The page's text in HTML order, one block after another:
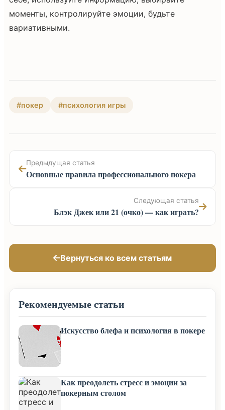
моменты, контролируйте эмоции, будьте
вариативными.
#покер #психология игры
Предыдущая статья
Основные правила профессионального покера
Следующая статья
Блэк Джек или 21 (очко) — как играть?
Вернуться ко всем статьям
Рекомендуемые статьи
Искусство блефа и психология в покере
Как преодолеть стресс и эмоции за
покерным столом